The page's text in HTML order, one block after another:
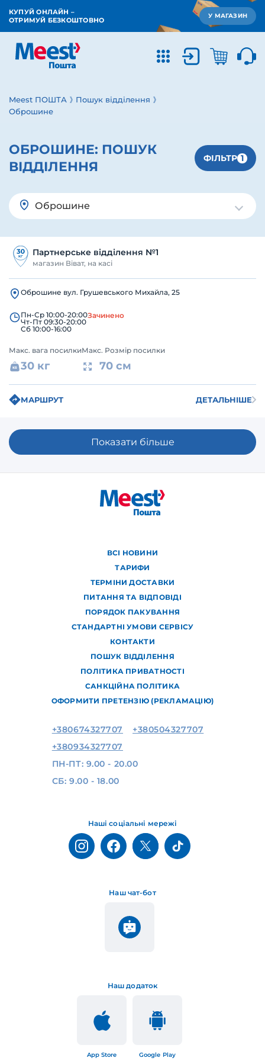
КУПУЙ ОНЛАЙН –
ОТРИМУЙ БЕЗКОШТОВНО
У МАГАЗИН
Meest ПОШТА
Пошук відділення
Оброшине
ОБРОШИНЕ: ПОШУК
ВІДДІЛЕННЯ
ФІЛЬТР 1
Оброшине
Партнерське відділення №1
магазин Віват, на касі
Оброшине вул. Грушевського Михайла, 25
Пн-Ср 10:00-20:00
Чт-Пт 09:30-20:00
Сб 10:00-16:00
Зачинено
Макс. вага посилки
30 кг
Макс. Розмір посилки
70 см
МАРШРУТ ДЕТАЛЬНІШЕ
Показати більше
ВСІ НОВИНИ
ТАРИФИ
ТЕРМІНИ ДОСТАВКИ
ПИТАННЯ ТА ВІДПОВІДІ
ПОРЯДОК ПАКУВАННЯ
СТАНДАРТНІ УМОВИ СЕРВІСУ
КОНТАКТИ
ПОШУК ВІДДІЛЕННЯ
ПОЛІТИКА ПРИВАТНОСТІ
САНКЦІЙНА ПОЛІТИКА
ОФОРМИТИ ПРЕТЕНЗІЮ (РЕКЛАМАЦІЮ)
Наш додаток
App Store Google Play
Наш чат-бот
Наші соціальні мережі
+380674327707
+380504327707
+380934327707
ПН-ПТ: 9.00 - 20.00
СБ: 9.00 - 18.00